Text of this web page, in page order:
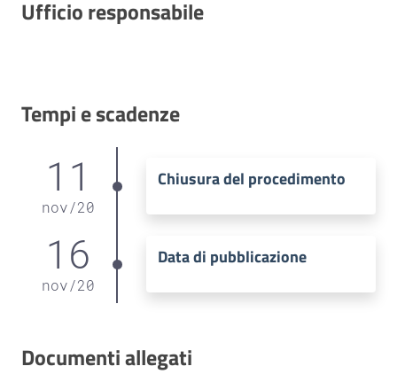
Ufficio responsabile
Tempi e scadenze
11
nov/20
Chiusura del procedimento
16
nov/20
Data di pubblicazione
Documenti allegati